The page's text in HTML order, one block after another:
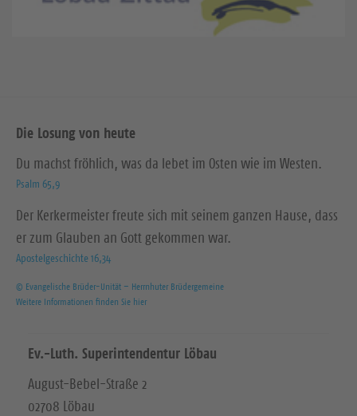
Die Losung von heute
Du machst fröhlich, was da lebet im Osten wie im Westen.
Psalm 65,9
Der Kerkermeister freute sich mit seinem ganzen Hause, dass
er zum Glauben an Gott gekommen war.
Apostelgeschichte 16,34
© Evangelische Brüder-Unität – Herrnhuter Brüdergemeine
Weitere Informationen finden Sie hier
Ev.-Luth. Superintendentur Löbau
August-Bebel-Straße 2
02708 Löbau